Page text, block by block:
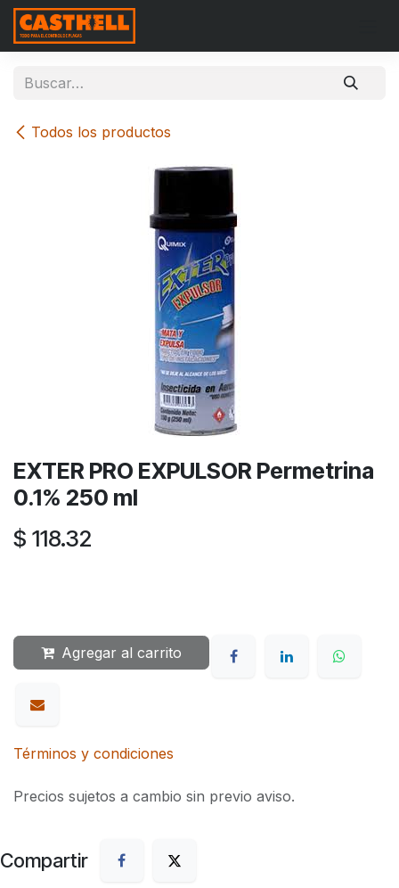
Ir al contenido
Todos los productos
EXTER PRO EXPULSOR Permetrina
0.1% 250 ml
$ 118.32
Agregar al carrito
Términos y condiciones
Precios sujetos a cambio sin previo aviso.
Compartir